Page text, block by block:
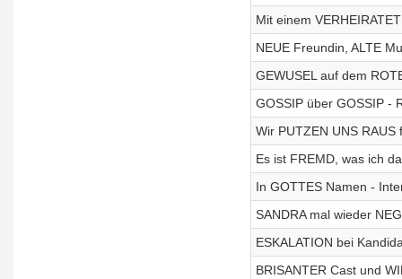
Mit einem
NEUE Freundin, ALTE
GEWUSEL auf dem
GOSSIP über GOSSIP -
Wir PUTZEN UNS RAUS
Es ist FREMD, was ich
In GOTTES Namen -
SANDRA mal wieder
ESKALATION bei
BRISANTER Cast und